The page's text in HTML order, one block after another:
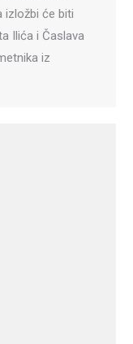
izložbi će biti
Ilića i Časlava
iz